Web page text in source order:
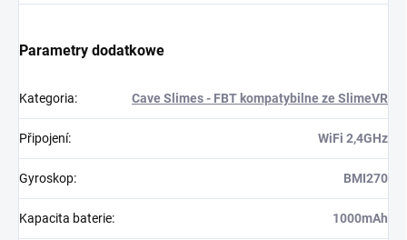
Parametry dodatkowe
Kategoria: Cave Slimes - FBT kompatybilne ze SlimeVR
Připojení: WiFi 2,4GHz
Gyroskop: BMI270
Kapacita baterie: 1000mAh